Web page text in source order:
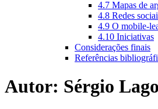
4.7 Mapas de
4.8 Redes
4.9 O mobile-
4.10 Iniciativas
Considerações finais
Referências
Autor: Sérgio